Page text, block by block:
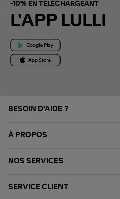
-10% EN TÉLÉCHARGEANT
L'APP LULLI
BESOIN D'AIDE ?
À PROPOS
NOS SERVICES
SERVICE CLIENT